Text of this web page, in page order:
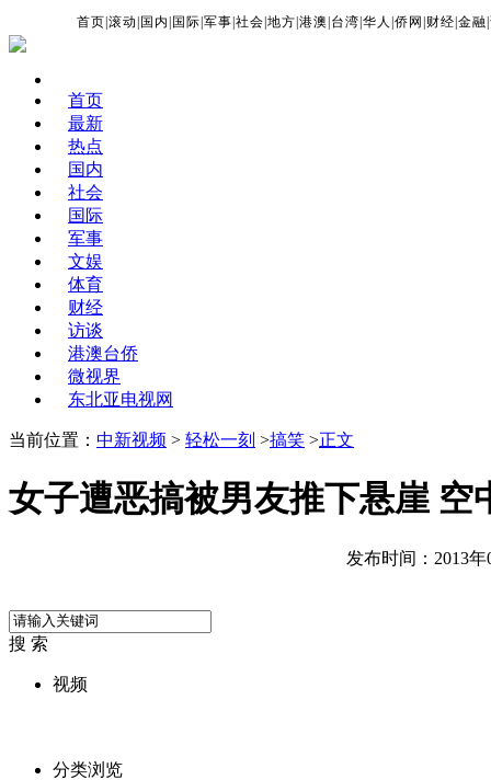
首页 |滚动 国内 国际 |军事 |社会 |地方 |港澳 台湾 |华人 |侨网 财经 |金融 |
首页
最新
热点
国内
社会
国际
军事
文娱
体育
财经
访谈
港澳台侨
微视界
东北亚电视网
当前位置： 中新视频 > 轻松一刻 >搞笑 >正文
女子遭恶搞被男友推下悬崖 空
发布时间：2013年
搜 索
视频
分类浏览